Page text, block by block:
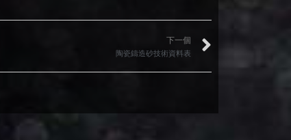
下一個
陶瓷鑄造砂技術資料表